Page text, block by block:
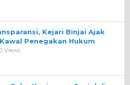
Kejari Binjai Ajak
Penegakan Hukum
Views